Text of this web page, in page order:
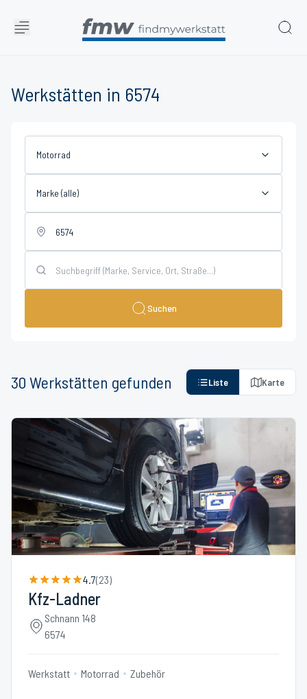
Werkstätten in 6574
Motorrad
Marke (alle)
Suchen
30 Werkstätten gefunden Liste Karte
4.7(23)
Kfz-Ladner
Schnann 148
6574
Werkstatt Motorrad Zubehör